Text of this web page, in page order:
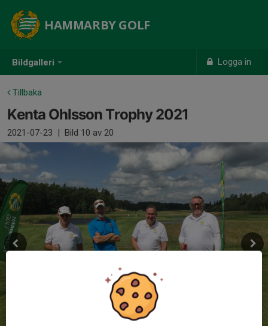
Bildgalleri Logga in
HAMMARBY GOLF
Tillbaka
Kenta Ohlsson Trophy 2021
2021-07-23 | Bild 10 av 20